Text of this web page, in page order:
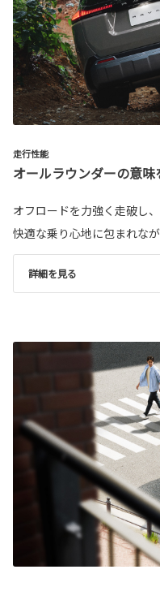
走行性能
オールラウンダーの意味
オフロードを力強く走破し
快適な乗り心地に包まれな
詳細を見る